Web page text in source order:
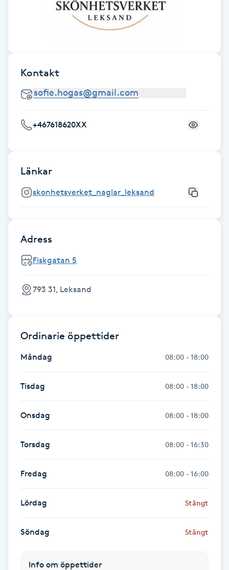
Faceliftmassage
Fet hårbotten
Fettreducering
Fibromassage
Fotmassage
Fotsvamp
Fotvård
Fransar
Fransfärgning
Fransförlängning
Fransförlängning Megavolym
Fransförlängning Volym
Fransk manikyr
Kontakt
+467618620XX
Länkar
skonhetsverket_naglar_leksand
Adress
Fiskgatan 5
793 31, Leksand
Ordinarie öppettider
Måndag 08:00 - 18:00
Tisdag 08:00 - 18:00
Onsdag 08:00 - 18:00
Torsdag 08:00 - 16:30
Fredag 08:00 - 16:00
Lördag Stängt
Söndag Stängt
Info om öppettider